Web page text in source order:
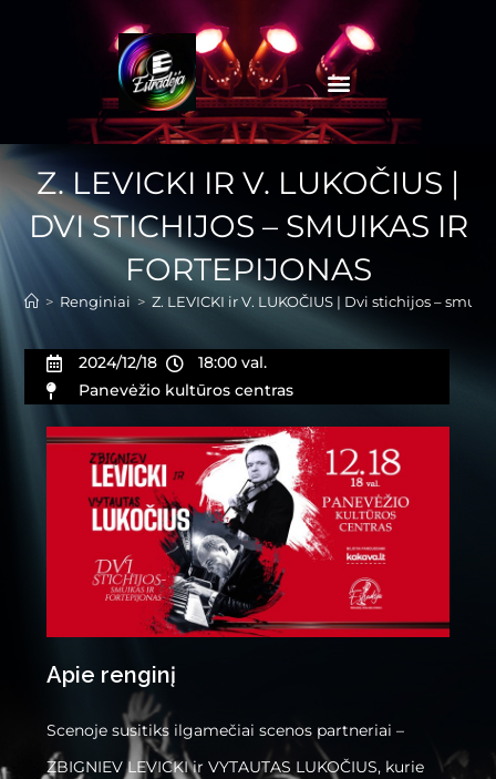
Z. LEVICKI IR V. LUKOČIUS |
DVI STICHIJOS – SMUIKAS IR
FORTEPIJONAS
> Renginiai > Z. LEVICKI ir V. LUKOČIUS | Dvi stichijos –
2024/12/18
18:00 val.
Panevėžio kultūros centras
Apie renginį
Scenoje susitiks ilgamečiai scenos partneriai –
ZBIGNIEV LEVICKI ir VYTAUTAS LUKOČIUS, kurie